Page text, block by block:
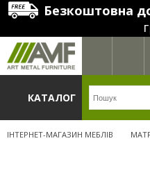
Безкоштовна
КАТАЛОГ
ІНТЕРНЕТ-МАГАЗИН МЕБЛІВ